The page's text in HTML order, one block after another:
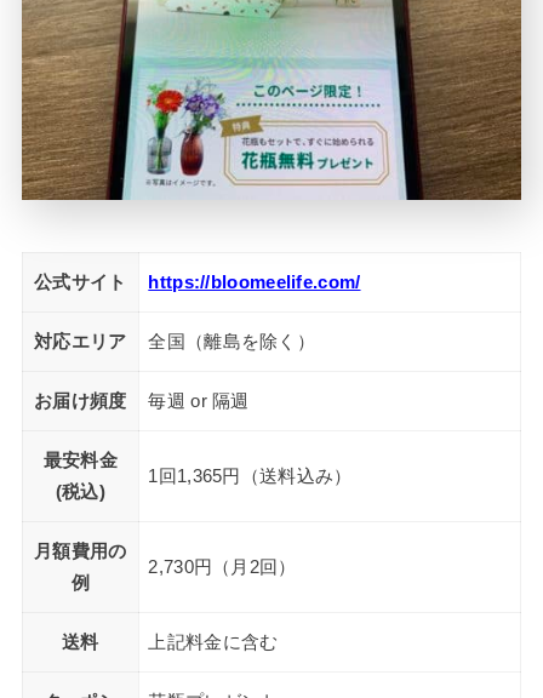
公式サイト https://bloomeelife.com/
対応エリア 全国（離島を除く）
お届け頻度 毎週 or 隔週
最安料金
(税込)
1回1,365円（送料込み）
月額費用の
例
2,730円（月2回）
送料 上記料金に含む